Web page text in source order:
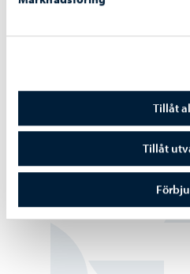
Tillåt
Tillåt
Tomter och byggande-
Borgå stad belönad